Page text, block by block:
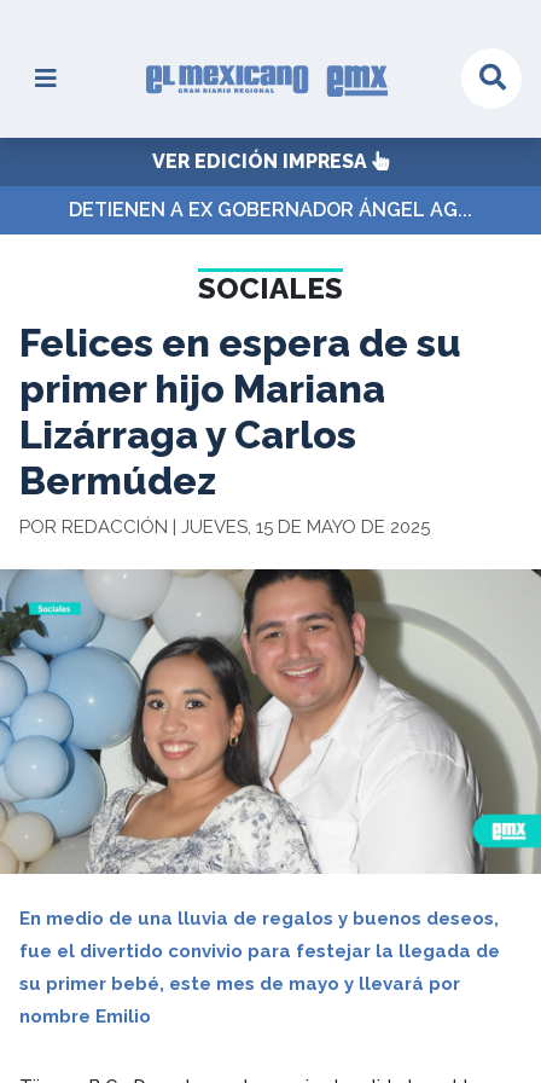
VER EDICIÓN IMPRESA
DETIENEN A EX GOBERNADOR ÁNGEL AG...
SOCIALES
Felices en espera de su
primer hijo Mariana
Lizárraga y Carlos
Bermúdez
POR REDACCIÓN | JUEVES, 15 DE MAYO DE 2025
En medio de una lluvia de regalos y buenos deseos,
fue el divertido convivio para festejar la llegada de
su primer bebé, este mes de mayo y llevará por
nombre Emilio